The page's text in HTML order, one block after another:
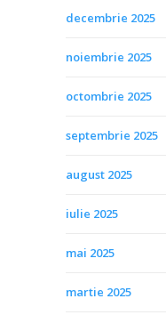
decembrie 2025
noiembrie 2025
octombrie 2025
septembrie 2025
august 2025
iulie 2025
mai 2025
martie 2025